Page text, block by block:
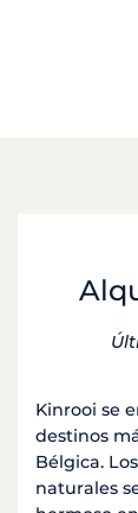
Kinrooi se
destinos
Bélgica.
naturales